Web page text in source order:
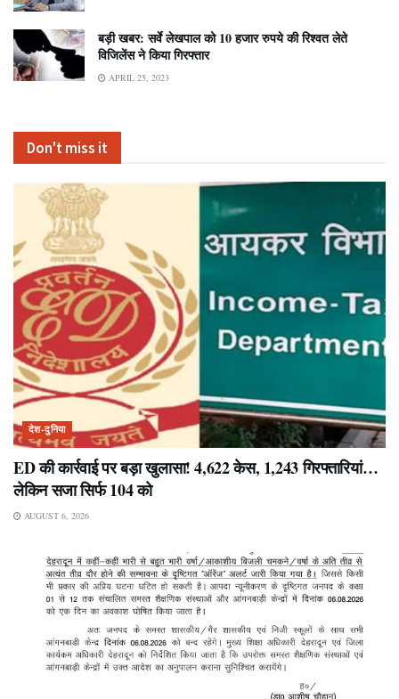
बड़ी खबर: सर्वे लेखपाल को 10 हजार रुपये की रिश्वत लेते
विजिलेंस ने किया गिरफ्तार
APRIL 25, 2023
Don't miss it
देश-दुनिया
ED की कार्रवाई पर बड़ा खुलासा! 4,622 केस, 1,243 गिरफ्तारियां…
लेकिन सजा सिर्फ 104 को
AUGUST 6, 2026